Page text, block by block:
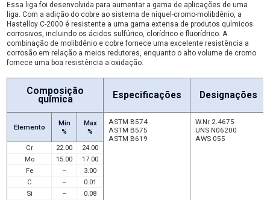
Essa liga foi desenvolvida para aumentar a gama de aplicações de uma
liga. Com a adição do cobre ao sistema de níquel-cromo-molibdênio, a
Hastelloy C-2000 é resistente a uma gama extensa de produtos químicos
corrosivos, incluindo os ácidos sulfúrico, clorídrico e fluorídrico. A
combinação de molibdênio e cobre fornece uma excelente resistência a
corrosão em relação a meios redutores, enquanto o alto volume de cromo
fornece uma boa resistência a oxidação.
Composição
química Especificações Designações
Elemento
Min
%
Max
%
Cr
22.00
24.00
Mo
15.00
17.00
Fe
–
3.00
C
–
0.01
Si
–
0.08
ASTM B574
ASTM B575
ASTM B619
W.Nr 2.4675
UNS N06200
AWS 055